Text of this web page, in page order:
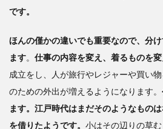
です。
ほんの僅かの違いでも重要なので、分
ます。 仕事の内容を変え、着るものを
成立をし、人が旅行やレジャーや買い
のための外出が増えるようになります。
ます。江戸時代はまだそのようなもの
を借りたようです。 小はその辺りの草む